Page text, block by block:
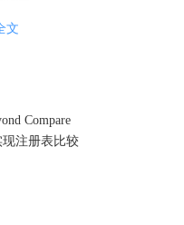
面
“文件”，选择文本，再点
文
Compare
现注册表比较